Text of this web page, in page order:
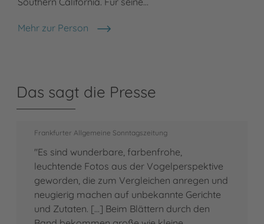
Mehr zur Person
Gregg Segal
Das sagt die Presse
Frankfurter Allgemeine Sonntagszeitung
"Es sind wunderbare, farbenfrohe,
leuchtende Fotos aus der Vogelperspektive
geworden, die zum Vergleichen anregen und
neugierig machen auf unbekannte Gerichte
und Zutaten. [...] Beim Blättern durch den